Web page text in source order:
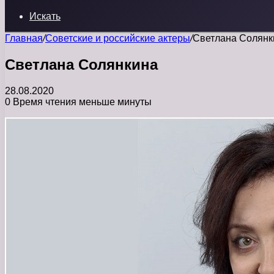
Искать
Главная/Советские и российские актеры/Светлана
Светлана Солянкина
28.08.2020
0 Время чтения меньше минуты